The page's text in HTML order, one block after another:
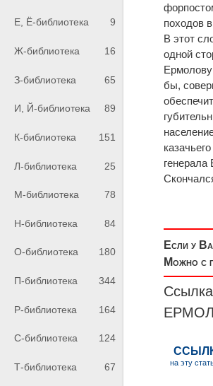
Е, Ё-библиотека 9
Ж-библиотека 16
З-библиотека 65
И, Й-библиотека 89
К-библиотека 151
Л-библиотека 25
М-библиотека 78
Н-библиотека 84
О-библиотека 180
П-библиотека 344
Р-библиотека 164
С-библиотека 124
Т-библиотека 67
походов
В этот
одной
Ермолову
бы,
генерала
Если у
Можно с